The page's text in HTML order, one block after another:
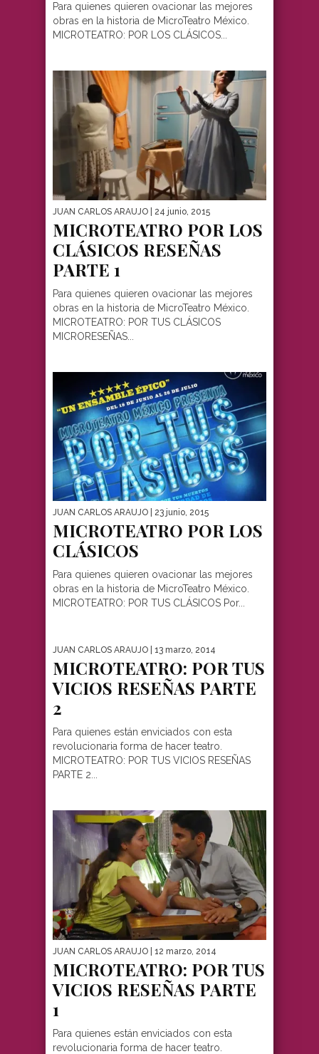
Para quienes quieren ovacionar las mejores
obras en la historia de MicroTeatro México.
MICROTEATRO: POR LOS CLÁSICOS...
JUAN CARLOS ARAUJO | 24 junio, 2015
MICROTEATRO POR LOS
CLÁSICOS RESEÑAS
PARTE 1
Para quienes quieren ovacionar las mejores
obras en la historia de MicroTeatro México.
MICROTEATRO: POR TUS CLÁSICOS
MICRORESEÑAS...
JUAN CARLOS ARAUJO | 23 junio, 2015
MICROTEATRO POR LOS
CLÁSICOS
Para quienes quieren ovacionar las mejores
obras en la historia de MicroTeatro México.
MICROTEATRO: POR TUS CLÁSICOS Por...
JUAN CARLOS ARAUJO | 13 marzo, 2014
MICROTEATRO: POR TUS
VICIOS RESEÑAS PARTE
2
Para quienes están enviciados con esta
revolucionaria forma de hacer teatro.
MICROTEATRO: POR TUS VICIOS RESEÑAS
PARTE 2...
JUAN CARLOS ARAUJO | 12 marzo, 2014
MICROTEATRO: POR TUS
VICIOS RESEÑAS PARTE
1
Para quienes están enviciados con esta
revolucionaria forma de hacer teatro.